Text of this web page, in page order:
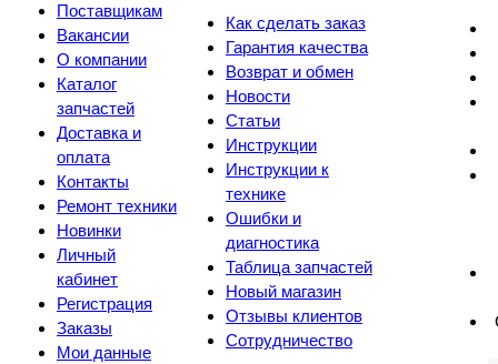
Поставщикам
Вакансии
О компании
Каталог
запчастей
Доставка и
оплата
Контакты
Ремонт техники
Новинки
Личный
кабинет
Регистрация
Заказы
Мои данные
Как сделать заказ
Гарантия качества
Возврат и обмен
Новости
Статьи
Инструкции
Инструкции к
технике
Ошибки и
диагностика
Таблица запчастей
Новый магазин
Отзывы клиентов
Сотрудничество